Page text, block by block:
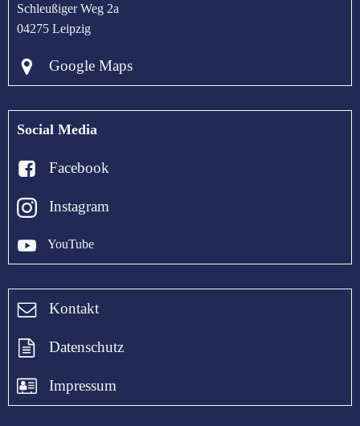
Schleußiger Weg 2a
04275 Leipzig
Google Maps
Social Media
Facebook
Instagram
YouTube
Kontakt
Datenschutz
Impressum